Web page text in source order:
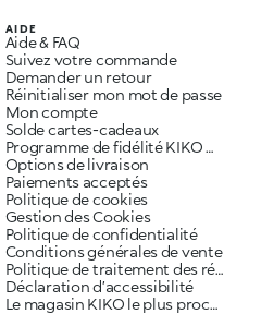
AIDE
Aide & FAQ
Suivez votre commande
Demander un retour
Réinitialiser mon mot de passe
Mon compte
Solde cartes-cadeaux
Programme de fidélité KIKO ME
Options de livraison
Paiements acceptés
Politique de cookies
Gestion des Cookies
Politique de confidentialité
Conditions générales de vente
Politique de traitement des réclamations
Déclaration d’accessibilité
Le magasin KIKO le plus proche